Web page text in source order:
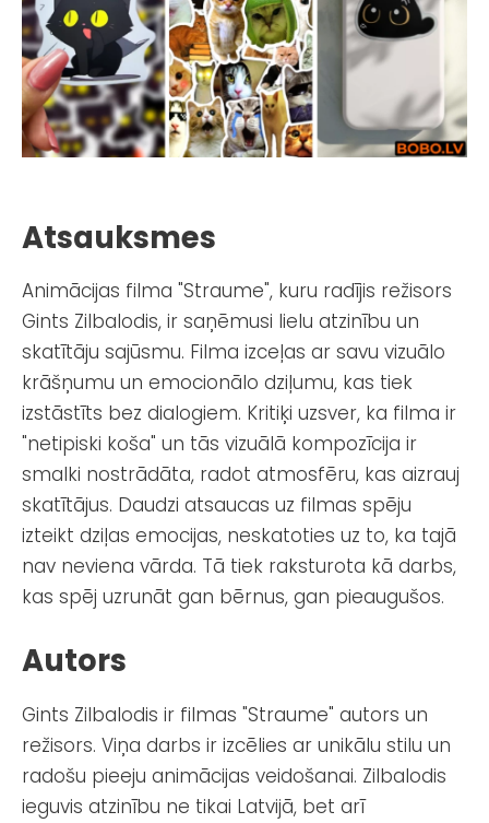
Atsauksmes
Animācijas filma "Straume", kuru radījis režisors
Gints Zilbalodis, ir saņēmusi lielu atzinību un
skatītāju sajūsmu. Filma izceļas ar savu vizuālo
krāšņumu un emocionālo dziļumu, kas tiek
izstāstīts bez dialogiem. Kritiķi uzsver, ka filma ir
"netipiski koša" un tās vizuālā kompozīcija ir
smalki nostrādāta, radot atmosfēru, kas aizrauj
skatītājus. Daudzi atsaucas uz filmas spēju
izteikt dziļas emocijas, neskatoties uz to, ka tajā
nav neviena vārda. Tā tiek raksturota kā darbs,
kas spēj uzrunāt gan bērnus, gan pieaugušos.
Autors
Gints Zilbalodis ir filmas "Straume" autors un
režisors. Viņa darbs ir izcēlies ar unikālu stilu un
radošu pieeju animācijas veidošanai. Zilbalodis
ieguvis atzinību ne tikai Latvijā, bet arī